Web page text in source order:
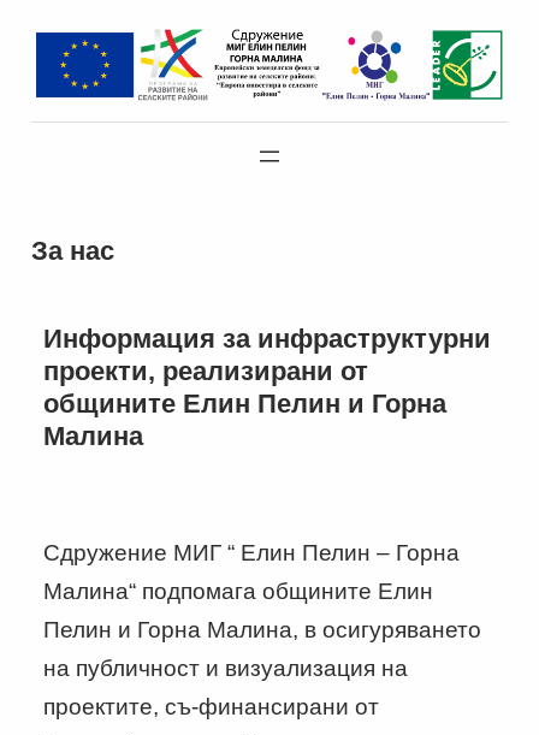
За нас
Информация за инфраструктурни
проекти, реализирани от
общините Елин Пелин и Горна
Малина
Сдружение МИГ “ Елин Пелин – Горна
Малина“ подпомага общините Елин
Пелин и Горна Малина, в осигуряването
на публичност и визуализация на
проектите, съ-финансирани от